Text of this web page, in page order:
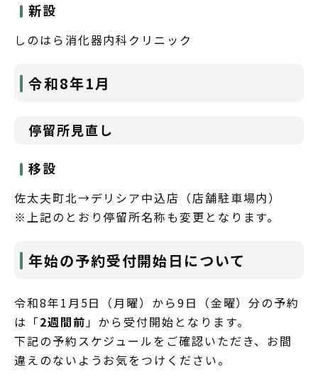
新設
しのはら消化器内科クリニック
令和8年1月
停留所見直し
移設
佐太夫町北→デリシア中込店（店舗駐車場内）
※上記のとおり停留所名称も変更となります。
年始の予約受付開始日について
令和8年1月5日（月曜）から9日（金曜）分の予約
は「2週間前」から受付開始となります。
下記の予約スケジュールをご確認いただき、お間
違えのないようお気をつけください。